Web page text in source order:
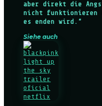
aber direkt die
nicht funktionieren
es enden wird.“
Siehe auch